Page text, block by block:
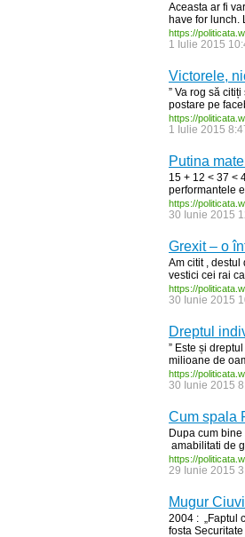
Aceasta ar fi
have for lunch.
https://
1 Iulie 2015
Victorele,
” Va rog să
postare pe
https://
1 Iulie 2015
Putina
15 + 12 < 37 <
performantele
https://
30 Iunie 2015
Grexit – o
Am citit ,
vestici cei rai
https://
30 Iunie 2015
Dreptul
” Este și
milioane de
https://
30 Iunie 2015
Cum spala
Dupa cum
amabilitati de
https://
29 Iunie 2015
Mugur
2004 : „Faptul
fosta